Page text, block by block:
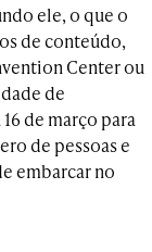
ele, o que o
de conteúdo,
Center ou
de
de março para
de pessoas e
embarcar no